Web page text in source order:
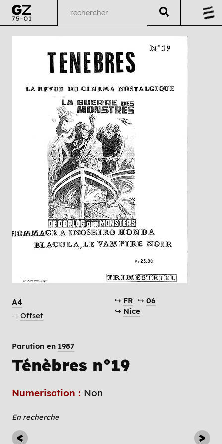
A4
→ Offset
↪ FR ↪ 06
↪ Nice
Parution en 1987
Ténèbres n°19
Numerisation : Non
En recherche